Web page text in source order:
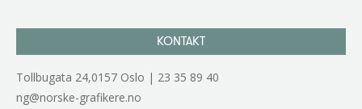
KONTAKT
Tollbugata 24,0157 Oslo | 23 35 89 40
ng@norske-grafikere.no